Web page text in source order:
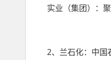
实业（集团）：
2、兰石化：中国